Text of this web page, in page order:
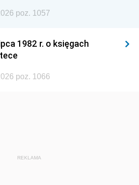
1934
1928 1927
poz. 1057
1982 r. o księgach
poz. 1066
REKLAMA